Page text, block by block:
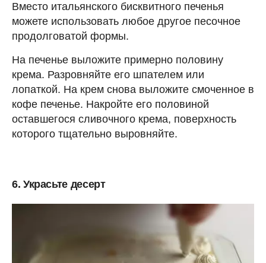
Вместо итальянского бисквитного печенья
можете использовать любое другое песочное
продолговатой формы.
На печенье выложите примерно половину
крема. Разровняйте его шпателем или
лопаткой. На крем снова выложите смоченное в
кофе печенье. Накройте его половиной
оставшегося сливочного крема, поверхность
которого тщательно выровняйте.
6. Украсьте десерт